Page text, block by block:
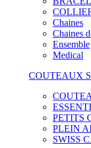
Chaines
Chaines
Ensemble
Medical
COUTEAUX
PETITS
PLEIN
SWISS